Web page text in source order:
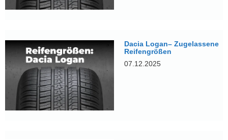
Dacia Logan– Zugelassene
Reifengrößen
07.12.2025